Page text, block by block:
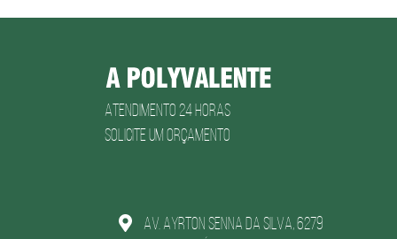
Atendimento 24 horas
Solicite um Orçamento
AV. Ayrton Senna da Silva, 6279